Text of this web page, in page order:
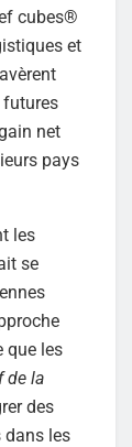
cubes®
et
futures
net
pays
les
se
que les
de la
des
dans les